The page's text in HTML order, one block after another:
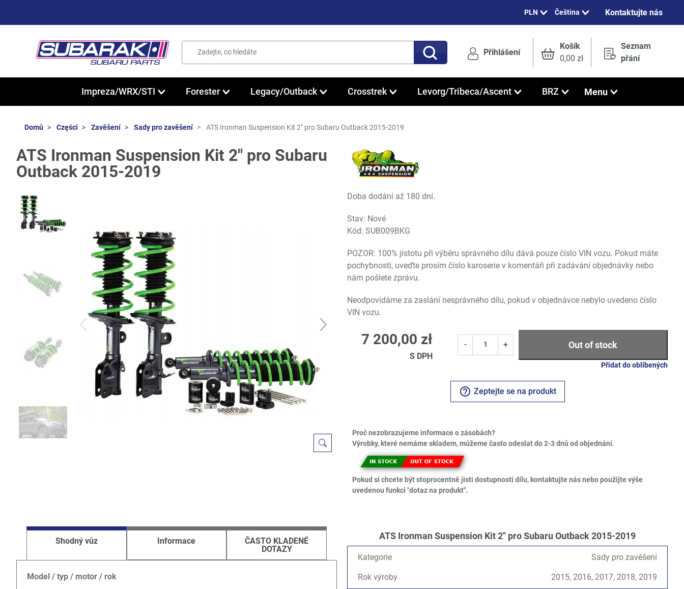
Čeština Kontaktujte nás
Přihlášení
Košík
0,00 zł
Seznam
přání
Impreza/WRX/STI Forester Legacy/Outback Crosstrek Levorg/Tribeca/Ascent BRZ Menu
Domů Części Zavěšení Sady pro zavěšení ATS Ironman Suspension Kit 2" pro Subaru Outback 2015-2019
ATS Ironman Suspension Kit 2" pro Subaru
Outback 2015-2019
Doba dodání až 180 dní.
Stav: Nové
Kód: SUB009BKG
POZOR: 100% jistotu při výběru správného dílu dává pouze číslo VIN vozu. Pokud máte
pochybnosti, uveďte prosím číslo karoserie v komentáři při zadávání objednávky nebo
nám pošlete zprávu.
Neodpovídáme za zaslání nesprávného dílu, pokud v objednávce nebylo uvedeno číslo
VIN vozu.
7 200,00 zł
S DPH
- + Out of stock
Přidat do oblíbených
help_outline Zeptejte se na produkt
Proč nezobrazujeme informace o zásobách?
Výrobky, které nemáme skladem, můžeme často odeslat do 2-3 dnů od objednání.
Pokud si chcete být stoprocentně jisti dostupností dílu, kontaktujte nás nebo použijte výše
uvedenou funkci "dotaz na produkt".
Shodný vůz Informace
ČASTO KLADENÉ
DOTAZY
Model / typ / motor / rok
ATS Ironman Suspension Kit 2" pro Subaru Outback 2015-2019
Kategorie Sady pro zavěšení
Rok výroby 2015, 2016, 2017, 2018, 2019